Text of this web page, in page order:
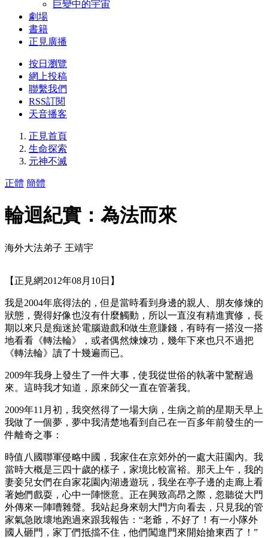
巨變中的宇宙
劇場
書籍
正見廣播
按日瀏覽
網上投稿
聯繫我們
RSS訂閱
天音播客
正見首頁
生命探索
元神不滅
正體 簡體
輪迴紀實：為法而來
海外大法弟子 王靖宇
【正見網2012年08月10日】
我是2004年底得法的，但是當時看到身邊的親人、朋友修煉的
狀態，覺得好像也沒有什麼觸動，所以一直沒有精進實修，長
期以來只是痴迷於電腦遊戲和做生意賺錢，有時有一搭沒一搭
地看看《轉法輪》，或者偶然煉煉功，幾年下來也只不過把
《轉法輪》讀了十幾遍而已。
2009年我身上發生了一件大事，使我從世俗的執著中驚醒過
來。這時我才知道，原來師父一直在管著我。
2009年11月初，我突然得了一場大病，生病之前的星期天早上
我做了一個夢，夢中我清楚地看到自己在一百多年前發生的一
件離奇之事：
時值八國聯軍侵略中國，我家住在京郊外的一處大莊園內。我
當時大概是三四十歲的樣子，家境比較富裕。那天上午，我的
妻妾兒女們在自家花園內湖邊遊玩，我坐在亭子邊的走廊上看
著她們戲耍，心中一陣愜意。正在興致高昂之際，忽聽從大門
外傳來一陣嘈雜聲。我站起身來朝大門方向看去，只見我的管
家氣急敗壞地跑過來跟我報告：“老爺，不好了！有一小隊外
國人砸門，家丁們抵擋不住，他們闖進門來開始搶東西了！”